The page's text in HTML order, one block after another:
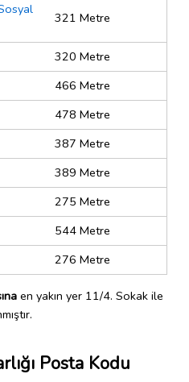
321 Metre
320 Metre
466 Metre
478 Metre
387 Metre
389 Metre
275 Metre
544 Metre
276 Metre
en yakın yer 11/4. Sokak ile
Posta Kodu